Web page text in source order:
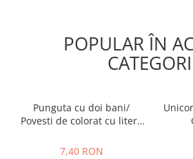
POPULAR ÎN
Punguta cu doi bani/
Povesti de colorat cu litere
7,40 RON